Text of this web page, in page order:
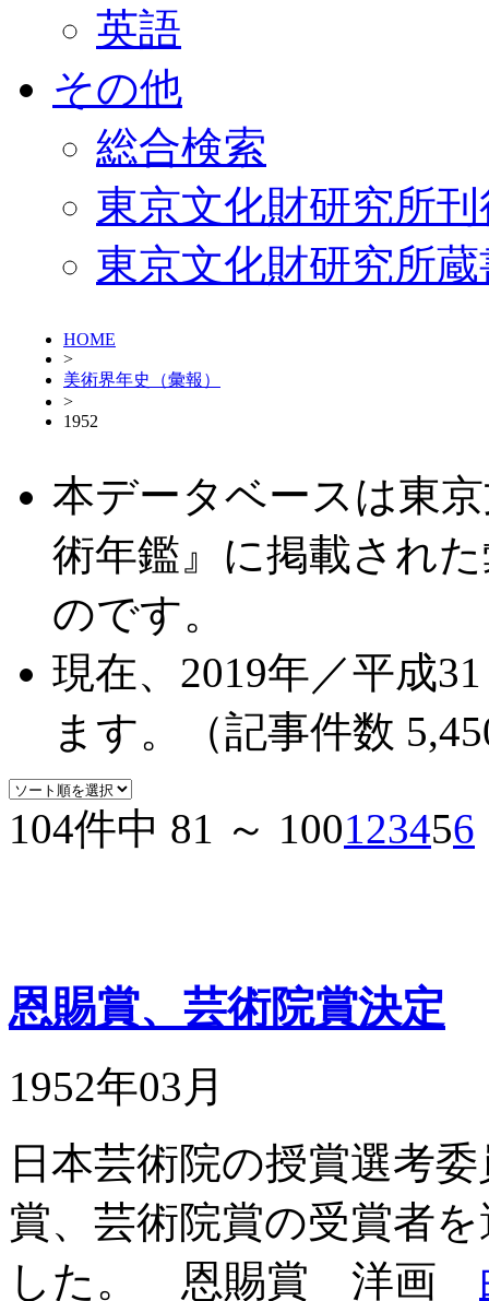
英語
その他
総合検索
東京文化財研究所
東京文化財研究所
HOME
>
美術界年史（彙報）
>
1952
本データベースは東
術年鑑』に掲載され
のです。
現在、2019年／平成
ます。（記事件数
104件中 81 ～ 100123456
恩賜賞、芸術院賞決定
1952年03月
日本芸術院の授賞選考
賞、芸術院賞の受賞者
した。 恩賜賞 洋画